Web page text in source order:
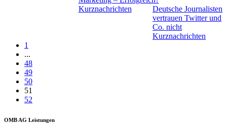
Kurznachrichten
Deutsche Journalisten
vertrauen Twitter und
Co. nicht
Kurznachrichten
1
...
48
49
50
51
52
OMB AG Leistungen